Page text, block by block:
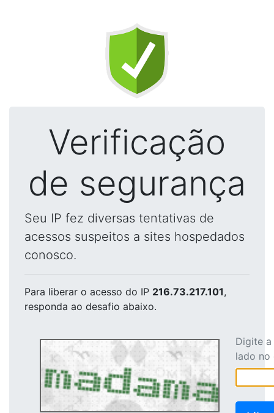
Verificação
de segurança
Seu IP fez diversas tentativas de
acessos suspeitos a sites hospedados
conosco.
Para liberar o acesso do IP 216.73.217.101,
responda ao desafio abaixo.
Digite
lado no